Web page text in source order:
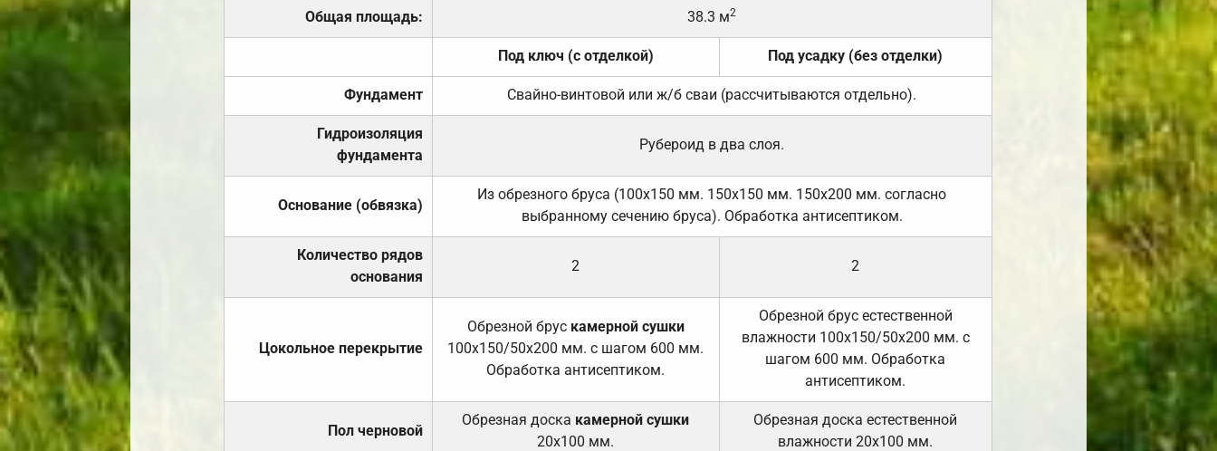
Общая площадь: 38.3 м2
Под ключ (с отделкой) Под усадку (без отделки)
Фундамент Свайно-винтовой или ж/б сваи (рассчитываются отдельно).
Гидроизоляция
фундамента
Рубероид в два слоя.
Основание (обвязка)
Из обрезного бруса (100х150 мм. 150х150 мм. 150х200 мм. согласно
выбранному сечению бруса). Обработка антисептиком.
Количество рядов
основания
2 2
Цокольное перекрытие
Обрезной брус камерной сушки
100х150/50х200 мм. с шагом 600 мм.
Обработка антисептиком.
Обрезной брус естественной
влажности 100х150/50х200 мм. с
шагом 600 мм. Обработка
антисептиком.
Пол черновой
Обрезная доска камерной сушки
20х100 мм.
Обрезная доска естественной
влажности 20х100 мм.